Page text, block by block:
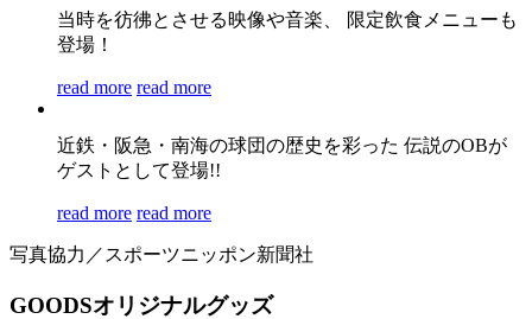
当時を彷彿とさせる映像や音楽、 限定飲食メニューも
登場！
read more read more
近鉄・阪急・南海の球団の歴史を彩った 伝説のOBが
ゲストとして登場!!
read more read more
写真協力／スポーツニッポン新聞社
GOODSオリジナルグッズ